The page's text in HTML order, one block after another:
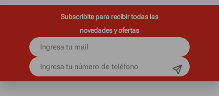
Subscribite para recibir todas las
novedades y ofertas